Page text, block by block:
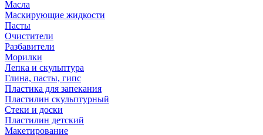
Масла
Маскирующие жидкости
Пасты
Очистители
Разбавители
Морилки
Лепка и скульптура
Глина, пасты, гипс
Пластика для запекания
Пластилин скульптурный
Стеки и доски
Пластилин детский
Макетирование